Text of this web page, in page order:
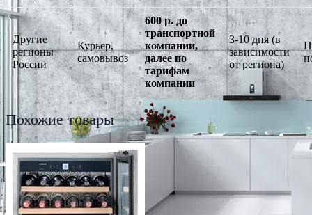
Другие
регионы
России
Курьер,
самовывоз
600 р. до
транспортной
компании,
далее по
тарифам
компании
3-10 дня (в
зависимости
от региона)
Похожие товары